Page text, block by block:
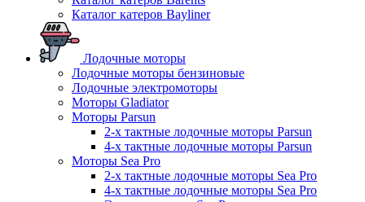
Каталог катеров Bayliner
Лодочные моторы
Лодочные моторы бензиновые
Лодочные электромоторы
Моторы Gladiator
Моторы Parsun
2-х тактные лодочные моторы Parsun
4-х тактные лодочные моторы Parsun
Моторы Sea Pro
2-х тактные лодочные моторы Sea Pro
4-х тактные лодочные моторы Sea Pro